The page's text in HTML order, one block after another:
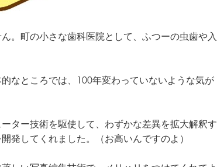
。町の小さな歯科医院として、ふつーの虫歯や入
なところでは、100年変わっていないような気が
ター技術を駆使して、わずかな差異を拡大解釈す
発してくれました。（お高いんですのよ）